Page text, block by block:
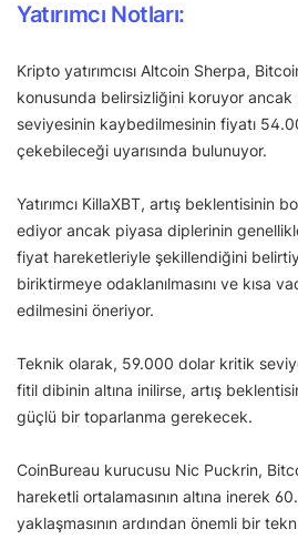
Yatırımcı Notları:
Kripto yatırımcısı Altcoin Sherpa,
konusunda belirsizliğini koruyor
seviyesinin kaybedilmesinin fiyatı
çekebileceği uyarısında bulunuyor.
Yatırımcı KillaXBT, artış beklentisinin
ediyor ancak piyasa diplerinin
fiyat hareketleriyle şekillendiğini
biriktirmeye odaklanılmasını ve kısa
edilmesini öneriyor.
Teknik olarak, 59.000 dolar kritik
fitil dibinin altına inilirse, artış
güçlü bir toparlanma gerekecek.
CoinBureau kurucusu Nic Puckrin,
hareketli ortalamasının altına inerek
yaklaşmasının ardından önemli bir